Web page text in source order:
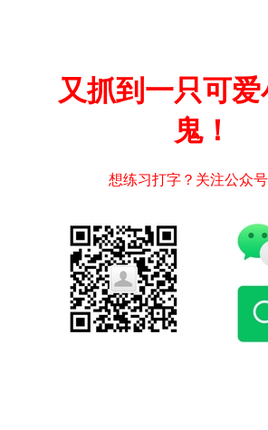
又抓到一只可
鬼！
想练习打字？关注公众号